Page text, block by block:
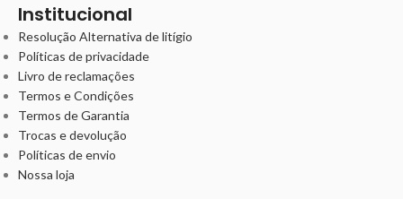
Institucional
Resolução Alternativa de litígio
Políticas de privacidade
Livro de reclamações
Termos e Condições
Termos de Garantia
Trocas e devolução
Políticas de envio
Nossa loja